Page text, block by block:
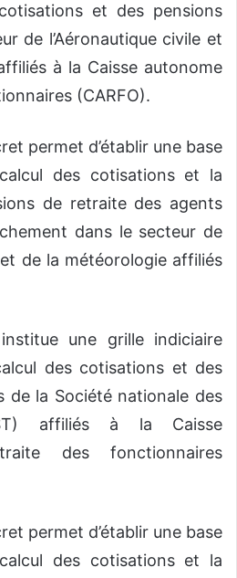
et des pensions
de l’Aéronautique civile et
à la Caisse autonome
(CARFO).
permet d’établir une base
des cotisations et la
de retraite des agents
dans le secteur de
et de la météorologie affiliés
une grille indiciaire
des cotisations et des
de la Société nationale des
affiliés à la Caisse
des fonctionnaires
permet d’établir une base
des cotisations et la